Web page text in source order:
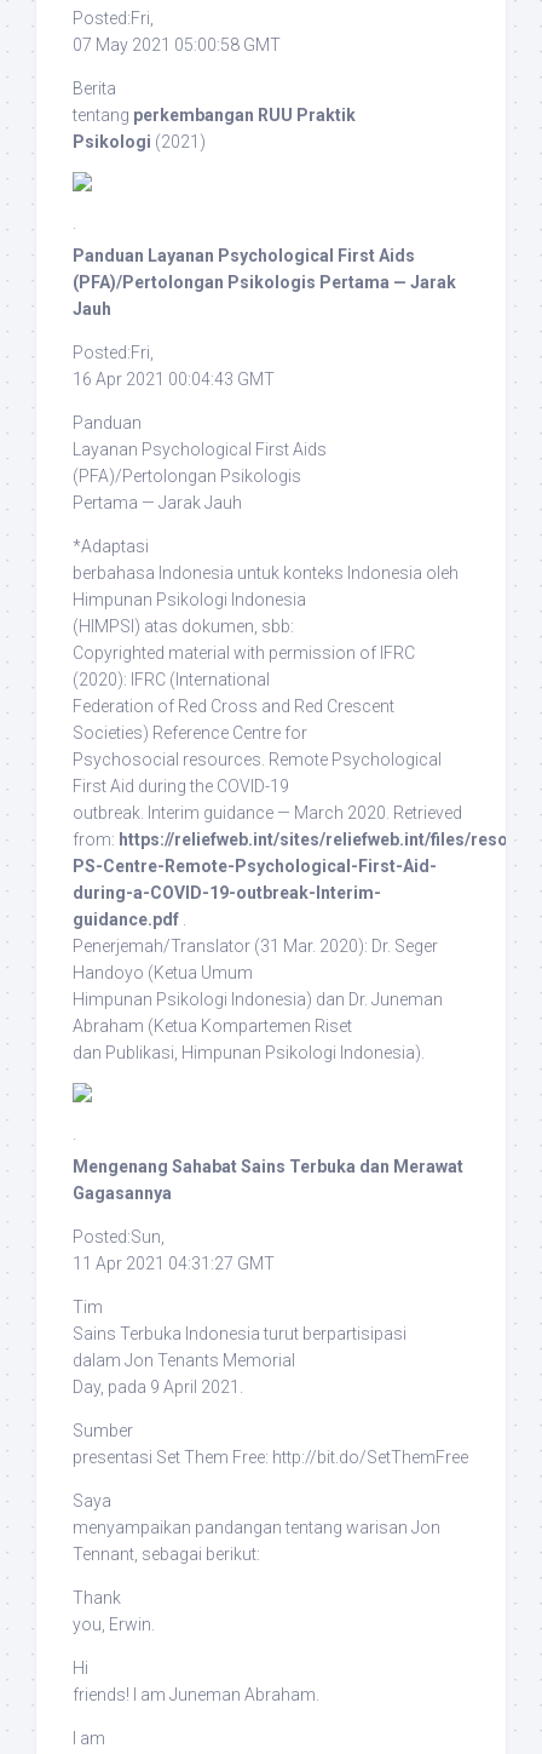
Posted:Fri,
07 May 2021 05:00:58 GMT
Berita
tentang perkembangan RUU Praktik
Psikologi (2021)
·
Panduan Layanan Psychological First Aids
(PFA)/Pertolongan Psikologis Pertama — Jarak
Jauh
Posted:Fri,
16 Apr 2021 00:04:43 GMT
Panduan
Layanan Psychological First Aids
(PFA)/Pertolongan Psikologis
Pertama — Jarak Jauh
*Adaptasi
berbahasa Indonesia untuk konteks Indonesia oleh
Himpunan Psikologi Indonesia
(HIMPSI) atas dokumen, sbb:
Copyrighted material with permission of IFRC
(2020): IFRC (International
Federation of Red Cross and Red Crescent
Societies) Reference Centre for
Psychosocial resources. Remote Psychological
First Aid during the COVID-19
outbreak. Interim guidance — March 2020. Retrieved
from: https://reliefweb.int/sites/reliefweb.int/files/
PS-Centre-Remote-Psychological-First-Aid-
during-a-COVID-19-outbreak-Interim-
guidance.pdf .
Penerjemah/Translator (31 Mar. 2020): Dr. Seger
Handoyo (Ketua Umum
Himpunan Psikologi Indonesia) dan Dr. Juneman
Abraham (Ketua Kompartemen Riset
dan Publikasi, Himpunan Psikologi Indonesia).
·
Mengenang Sahabat Sains Terbuka dan Merawat
Gagasannya
Posted:Sun,
11 Apr 2021 04:31:27 GMT
Tim
Sains Terbuka Indonesia turut berpartisipasi
dalam Jon Tenants Memorial
Day, pada 9 April 2021.
Sumber
presentasi Set Them Free: http://bit.do/SetThemFree
Saya
menyampaikan pandangan tentang warisan Jon
Tennant, sebagai berikut:
Thank
you, Erwin.
Hi
friends! I am Juneman Abraham.
I am